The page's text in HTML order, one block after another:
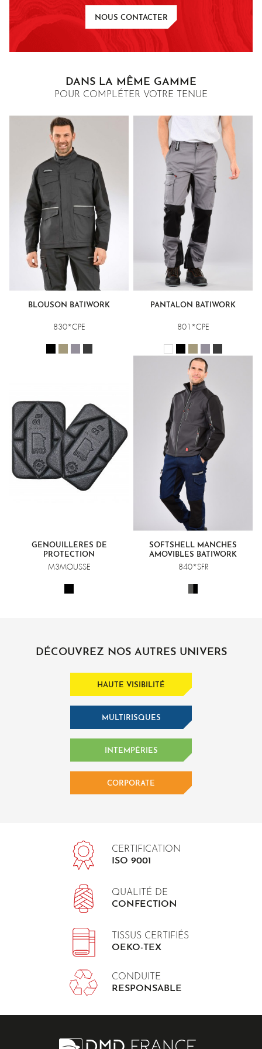
NOUS CONTACTER
DANS LA MÊME GAMME
POUR COMPLÉTER VOTRE TENUE
BLOUSON BATIWORK
830*CPE
PANTALON BATIWORK
801*CPE
GENOUILLÈRES DE
PROTECTION
M3MOUSSE
SOFTSHELL MANCHES
AMOVIBLES BATIWORK
840*SFR
DÉCOUVREZ NOS AUTRES UNIVERS
HAUTE VISIBILITÉ
MULTIRISQUES
INTEMPÉRIES
CORPORATE
CERTIFICATION
ISO 9001
QUALITÉ DE
CONFECTION
TISSUS CERTIFIÉS
OEKO-TEX
CONDUITE
RESPONSABLE